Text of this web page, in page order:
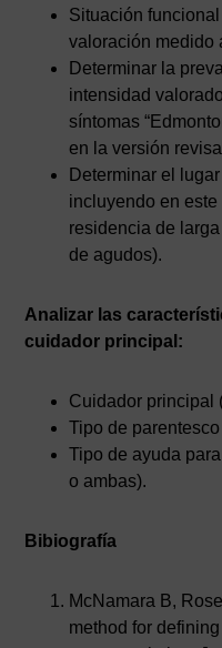
Situación
valoración medido
Determinar la
intensidad
síntomas
en la versión
Determinar el
incluyendo en
residencia de
de agudos).
Analizar las
cuidador principal:
Cuidador principal
Tipo de
Tipo de ayuda
o ambas).
Bibiografía
McNamara B,
method for